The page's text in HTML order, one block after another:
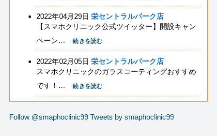
2022年04月29日 栄セントラルパーク店
【スマホクリニック公式ツイッター】開設キャン
ペーン…
続きを読む
2022年02月05日 栄セントラルパーク店
スマホクリニックのガラスコーティングおすすめ
です！…
続きを読む
Follow @smaphoclinic99 Tweets by smaphoclinic99